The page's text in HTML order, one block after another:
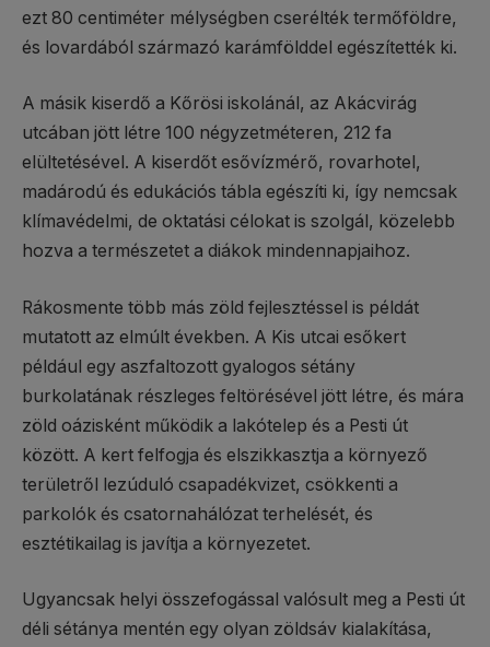
ezt 80 centiméter mélységben cserélték termőföldre,
és lovardából származó karámfölddel egészítették ki.
A másik kiserdő a Kőrösi iskolánál, az Akácvirág
utcában jött létre 100 négyzetméteren, 212 fa
elültetésével. A kiserdőt esővízmérő, rovarhotel,
madárodú és edukációs tábla egészíti ki, így nemcsak
klímavédelmi, de oktatási célokat is szolgál, közelebb
hozva a természetet a diákok mindennapjaihoz.
Rákosmente több más zöld fejlesztéssel is példát
mutatott az elmúlt években. A Kis utcai esőkert
például egy aszfaltozott gyalogos sétány
burkolatának részleges feltörésével jött létre, és mára
zöld oázisként működik a lakótelep és a Pesti út
között. A kert felfogja és elszikkasztja a környező
területről lezúduló csapadékvizet, csökkenti a
parkolók és csatornahálózat terhelését, és
esztétikailag is javítja a környezetet.
Ugyancsak helyi összefogással valósult meg a Pesti út
déli sétánya mentén egy olyan zöldsáv kialakítása,